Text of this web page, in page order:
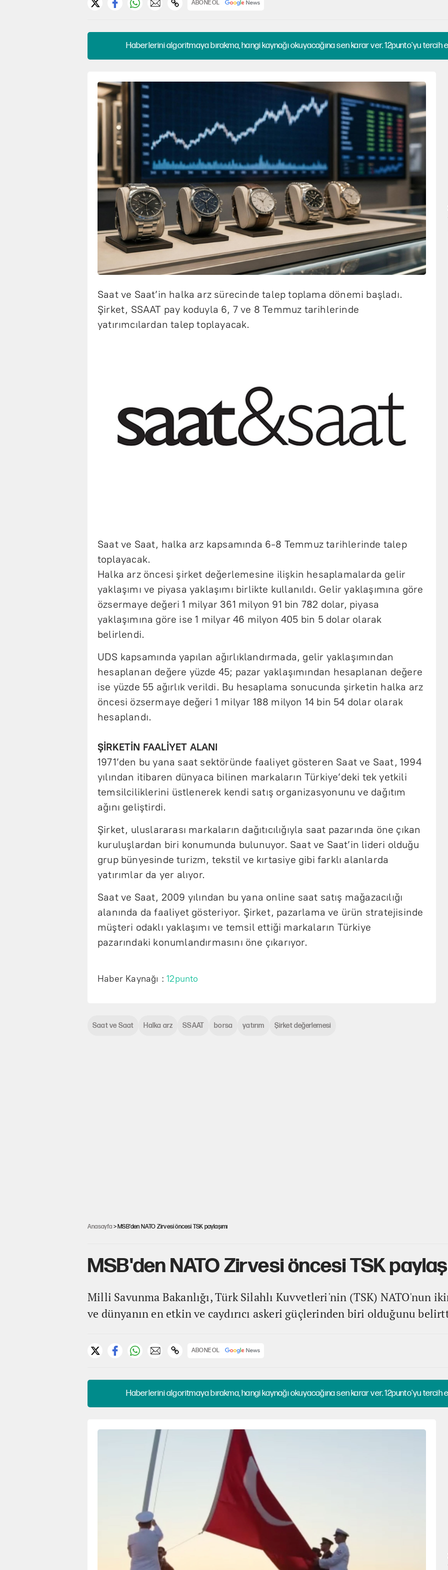
ABONE OL
Haberlerini algoritmaya bırakma, hangi kaynağı okuyacağına sen karar ver. 12punto'yu tercih
Saat ve Saat’in halka arz sürecinde talep toplama dönemi başladı.
Şirket, SSAAT pay koduyla 6, 7 ve 8 Temmuz tarihlerinde
yatırımcılardan talep toplayacak.
Saat ve Saat, halka arz kapsamında 6-8 Temmuz tarihlerinde talep
toplayacak.
Halka arz öncesi şirket değerlemesine ilişkin hesaplamalarda gelir
yaklaşımı ve piyasa yaklaşımı birlikte kullanıldı. Gelir yaklaşımına göre
özsermaye değeri 1 milyar 361 milyon 91 bin 782 dolar, piyasa
yaklaşımına göre ise 1 milyar 46 milyon 405 bin 5 dolar olarak
belirlendi.
UDS kapsamında yapılan ağırlıklandırmada, gelir yaklaşımından
hesaplanan değere yüzde 45; pazar yaklaşımından hesaplanan değere
ise yüzde 55 ağırlık verildi. Bu hesaplama sonucunda şirketin halka arz
öncesi özsermaye değeri 1 milyar 188 milyon 14 bin 54 dolar olarak
hesaplandı.
ŞİRKETİN FAALİYET ALANI
1971’den bu yana saat sektöründe faaliyet gösteren Saat ve Saat, 1994
yılından itibaren dünyaca bilinen markaların Türkiye’deki tek yetkili
temsilciliklerini üstlenerek kendi satış organizasyonunu ve dağıtım
ağını geliştirdi.
Şirket, uluslararası markaların dağıtıcılığıyla saat pazarında öne çıkan
kuruluşlardan biri konumunda bulunuyor. Saat ve Saat’in lideri olduğu
grup bünyesinde turizm, tekstil ve kırtasiye gibi farklı alanlarda
yatırımlar da yer alıyor.
Saat ve Saat, 2009 yılından bu yana online saat satış mağazacılığı
alanında da faaliyet gösteriyor. Şirket, pazarlama ve ürün stratejisinde
müşteri odaklı yaklaşımı ve temsil ettiği markaların Türkiye
pazarındaki konumlandırmasını öne çıkarıyor.
Haber Kaynağı :12punto
Saat ve Saat Halka arz SSAAT borsa yatırım Şirket değerlemesi
Anasayfa > MSB'den NATO Zirvesi öncesi TSK paylaşımı
MSB'den NATO Zirvesi öncesi TSK
Milli Savunma Bakanlığı, Türk Silahlı Kuvvetleri'nin (TSK) NATO'nun
ve dünyanın en etkin ve caydırıcı askeri güçlerinden biri olduğunu
ABONE OL
Haberlerini algoritmaya bırakma, hangi kaynağı okuyacağına sen karar ver. 12punto'yu tercih